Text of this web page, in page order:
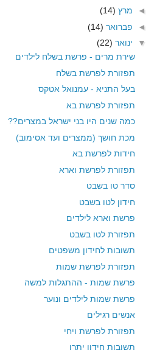
◄ מרץ (14)
◄ פברואר (14)
▼ ינואר (22)
שירת מרים - פרשת בשלח לילדים
תפזורת לפרשת בשלח
בעל התניא - עמנואל אטקס
תפזורת לפרשת בא
כמה שנים היו בני ישראל במצרים??
מכת חושך (ממצרים ועד אסימוב)
חידות לפרשת בא
תפזורת לפרשת וארא
סדר טו בשבט
חידון לטו בשבט
פרשת וארא לילדים
תפזורת לטו בשבט
תשובות לחידון משפטים
תפזורת לפרשת שמות
פרשת שמות - ההתגלות למשה
פרשת שמות לילדים ונוער
אנשים רגילים
תפזורת לפרשת ויחי
תשובות חידון יתרו